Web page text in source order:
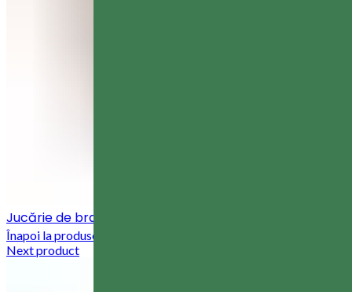
Jucărie de brad, 8 cm
Înapoi la produse
Next product